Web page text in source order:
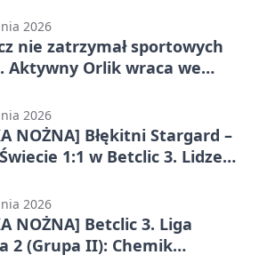
2026
nie zatrzymał sportowych
Aktywny Orlik wraca we
2026
NOŻNA] Błękitni Stargard –
1:1 w Betclic 3. Lidze
2026
NOŻNA] Betclic 3. Liga
2 (Grupa II): Chemik